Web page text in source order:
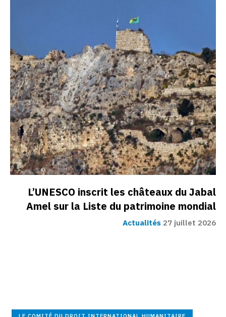
L’UNESCO inscrit les châteaux du Jabal
Amel sur la Liste du patrimoine mondial
Actualités 27 juillet 2026